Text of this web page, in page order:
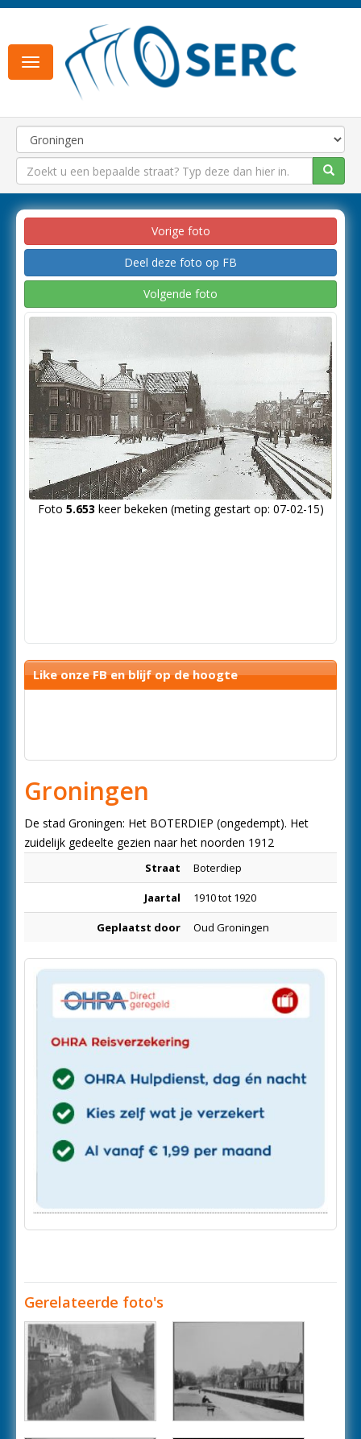
Toggle
navigation
Vorige foto
Deel deze foto op FB
Volgende foto
Foto 5.653 keer bekeken (meting gestart op: 07-02-15)
Like onze FB en blijf op de hoogte
Groningen
De stad Groningen: Het BOTERDIEP (ongedempt). Het
zuidelijk gedeelte gezien naar het noorden 1912
Straat Boterdiep
Jaartal 1910 tot 1920
Geplaatst door Oud Groningen
Gerelateerde foto's